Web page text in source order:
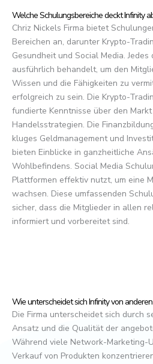
Welche Schulungsbereiche deckt Infinity
Chriz Nickels Firma bietet
Bereichen an, darunter Krypto-
Gesundheit und Social Media.
ausführlich behandelt, um den
Wissen und die Fähigkeiten zu
erfolgreich zu sein. Die Krypto-
fundierte Kenntnisse über den
Handelsstrategien. Die
kluges Geldmanagement und
bieten Einblicke in ganzheitliche
Wohlbefindens. Social Media
Plattformen effektiv nutzt, um eine
wachsen. Diese umfassenden
sicher, dass die Mitglieder in allen
informiert und vorbereitet sind.
Wie unterscheidet sich Infinity von
Die Firma unterscheidet sich durch
Ansatz und die Qualität der
Während viele Network-Marketing-
Verkauf von Produkten